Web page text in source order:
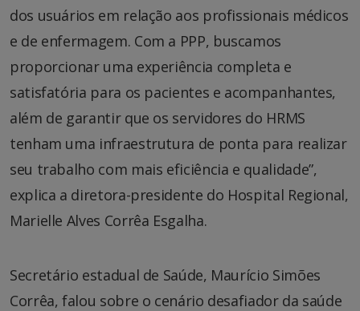
dos usuários em relação aos profissionais médicos
e de enfermagem. Com a PPP, buscamos
proporcionar uma experiência completa e
satisfatória para os pacientes e acompanhantes,
além de garantir que os servidores do HRMS
tenham uma infraestrutura de ponta para realizar
seu trabalho com mais eficiência e qualidade”,
explica a diretora-presidente do Hospital Regional,
Marielle Alves Corrêa Esgalha.
Secretário estadual de Saúde, Maurício Simões
Corrêa, falou sobre o cenário desafiador da saúde